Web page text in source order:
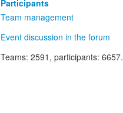
Participants
Team management
Event discussion in the forum
Teams: 2591, participants: 6657.